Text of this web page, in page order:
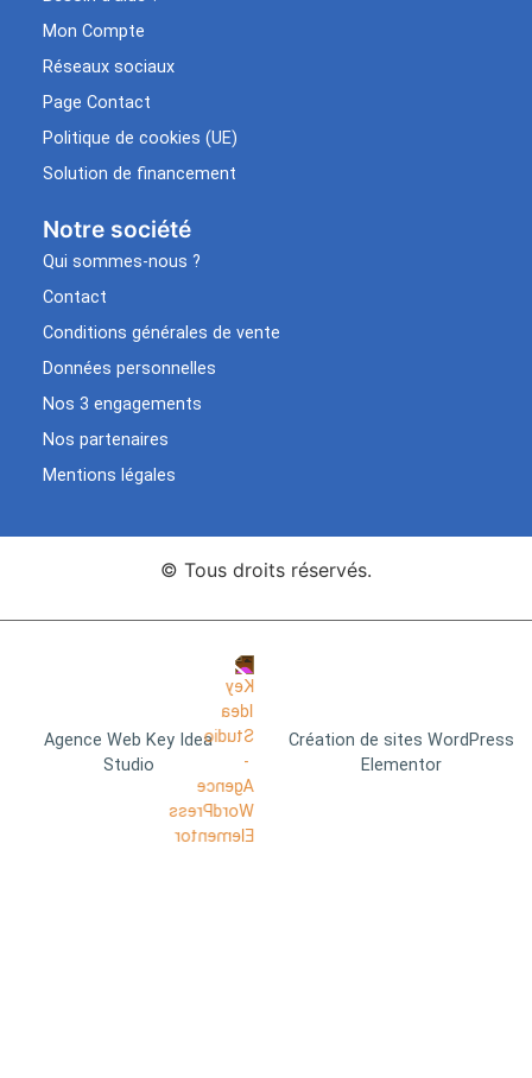
Mon Compte
Réseaux sociaux
Page Contact
Politique de cookies (UE)
Solution de financement
Notre société
Qui sommes-nous ?
Contact
Conditions générales de vente
Données personnelles
Nos 3 engagements
Nos partenaires
Mentions légales
© Tous droits réservés.
Agence Web Key Idea
Studio
Création de sites WordPress
Elementor